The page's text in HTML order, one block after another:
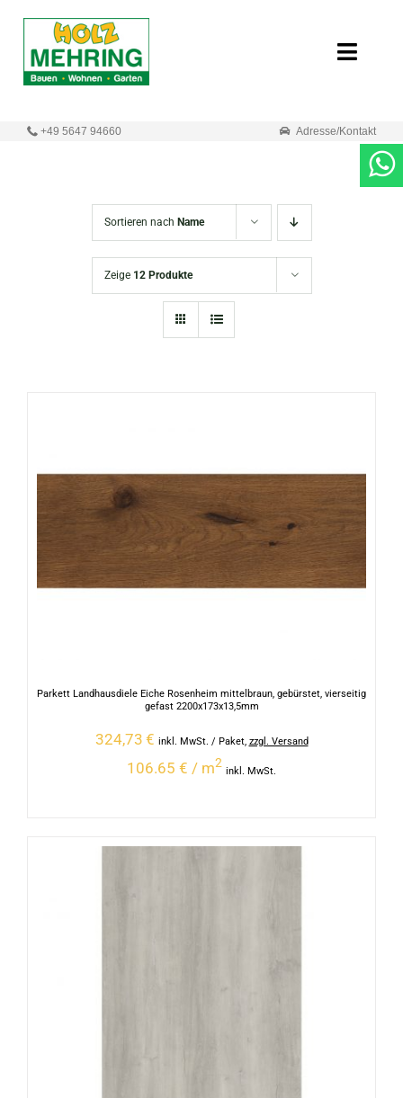
springen
Toggle
+49 5647 94660 Adresse/Kontakt
Sortieren nach Name
Zeige 12 Produkte
Parkett Landhausdiele Eiche Rosenheim mittelbraun, gebürstet, vierseitig
gefast 2200x173x13,5mm
324,73 € inkl. MwSt. / Paket, zzgl. Versand
106.65 € / m2
inkl. MwSt.